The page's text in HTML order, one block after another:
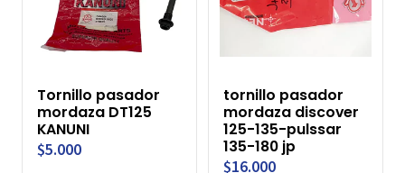
Tornillo pasador
mordaza DT125
KANUNI
$5.000
tornillo pasador
mordaza discover
125-135-pulssar
135-180 jp
$16.000